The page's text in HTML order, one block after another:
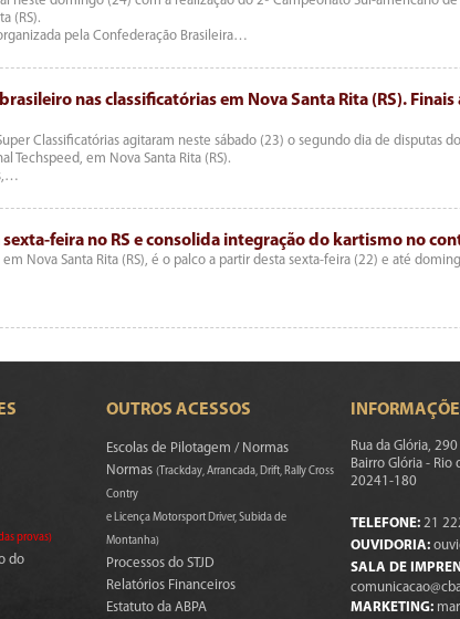
(RS).
pela Confederação Brasileira…
nas classificatórias em Nova Santa Rita (RS). Finais
Classificatórias agitaram neste sábado (23) o segundo dia de disputas
Techspeed, em Nova Santa Rita (RS).
feira no RS e consolida integração do kartismo no
Nova Santa Rita (RS), é o palco a partir desta sexta-feira (22) e até
provas)
do
OUTROS ACESSOS
Escolas de Pilotagem / Normas
Normas(Trackday, Arrancada, Drift, Rally Cross
Contry
e Licença Motorsport Driver, Subida de
Montanha)
Processos do STJD
Relatórios Financeiros
Estatuto da ABPA
Rua da Glória,
Bairro Glória - Rio
20241-180
TELEFONE: 21
OUVIDORIA:
SALA DE
MARKETING: